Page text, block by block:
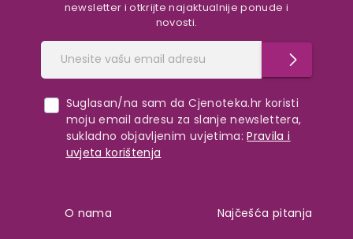
newsletter i otkrijte najaktualnije ponude i
novosti.
Suglasan/na sam da Cjenoteka.hr koristi
moju email adresu za slanje newslettera,
sukladno objavljenim uvjetima: Pravila i
uvjeta korištenja
O nama Najčešća pitanja